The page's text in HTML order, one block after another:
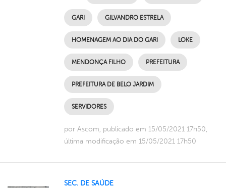
GARI GILVANDRO ESTRELA
HOMENAGEM AO DIA DO GARI LOKE
MENDONÇA FILHO PREFEITURA
PREFEITURA DE BELO JARDIM
SERVIDORES
por Ascom, publicado em 15/05/2021 17h50,
última modificação em 15/05/2021 17h50
SEC. DE SAÚDE